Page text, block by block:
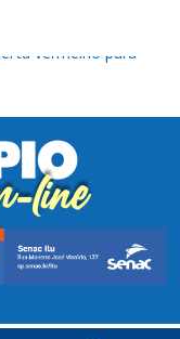
especial pelo
que exige
por tentativa de
oficial da
vermelho para